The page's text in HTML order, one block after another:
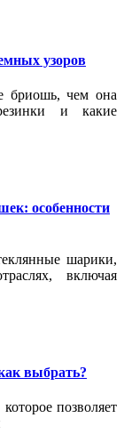
узоров
бриошь, чем она
и какие
особенности
шарики,
включая
выбрать?
позволяет